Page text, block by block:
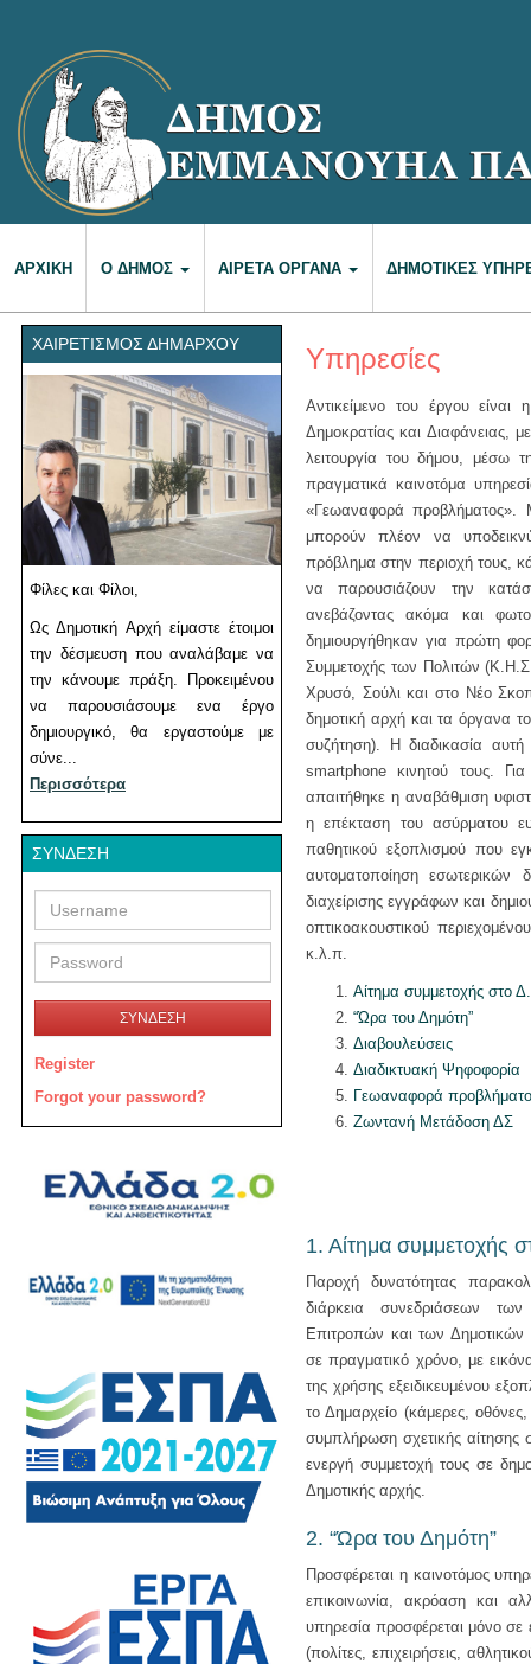
ΑΡΧΙΚΉ Ο ΔΉΜΟΣ ΑΙΡΕΤΆ ΌΡΓΑΝΑ ΔΗΜΟΤΙΚΈΣ
ΧΑΙΡΕΤΙΣΜΌΣ ΔΗΜΆΡΧΟΥ
Φίλες και Φίλοι,
Ως Δημοτική Αρχή είμαστε έτοιμοι
την δέσμευση που αναλάβαμε να
την κάνουμε πράξη. Προκειμένου
να παρουσιάσουμε ενα έργο
δημιουργικό, θα εργαστούμε με
σύνε...
Περισσότερα
ΣΎΝΔΕΣΗ
Username
Password
ΣΥΝΔΕΣΗ
Register
Forgot your password?
Υπηρεσίες
Αντικείμενο του έργου
Δημοκρατίας και Διαφάνειας,
λειτουργία του δήμου, μέσω
πραγματικά καινοτόμα
«Γεωαναφορά προβλήματος».
μπορούν πλέον να
πρόβλημα στην περιοχή τους,
να παρουσιάζουν την
ανεβάζοντας ακόμα και
δημιουργήθηκαν για πρώτη
Συμμετοχής των Πολιτών
Χρυσό, Σούλι και στο Νέο
δημοτική αρχή και τα όργανα
συζήτηση). Η διαδικασία
smartphone κινητού τους.
απαιτήθηκε η αναβάθμιση
η επέκταση του ασύρματου
παθητικού εξοπλισμού που
αυτοματοποίηση εσωτερικών
διαχείρισης εγγράφων και
οπτικοακουστικού
κ.λ.π.
Αίτημα συμμετοχής στο
“Ώρα του Δημότη”
Διαβουλεύσεις
Διαδικτυακή Ψηφοφορία
Γεωαναφορά
Ζωντανή Μετάδοση ΔΣ
1. Αίτημα συμμετοχής
Παροχή δυνατότητας
διάρκεια συνεδριάσεων
Επιτροπών και των Δημοτικών
σε πραγματικό χρόνο, με
της χρήσης εξειδικευμένου
το Δημαρχείο (κάμερες,
συμπλήρωση σχετικής αίτησης
ενεργή συμμετοχή τους σε
Δημοτικής αρχής.
2. “Ώρα του Δημότη”
Προσφέρεται η καινοτόμος
επικοινωνία, ακρόαση και
υπηρεσία προσφέρεται μόνο σε
(πολίτες, επιχειρήσεις,